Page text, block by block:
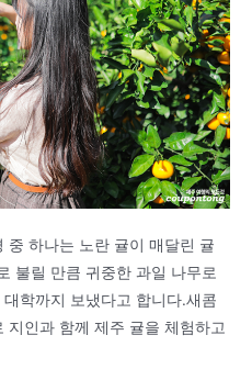
중 하나는 노란 귤이 매달린 귤
불릴 만큼 귀중한 과일 나무로
학까지 보냈다고 합니다.새콤
지인과 함께 제주 귤을 체험하고